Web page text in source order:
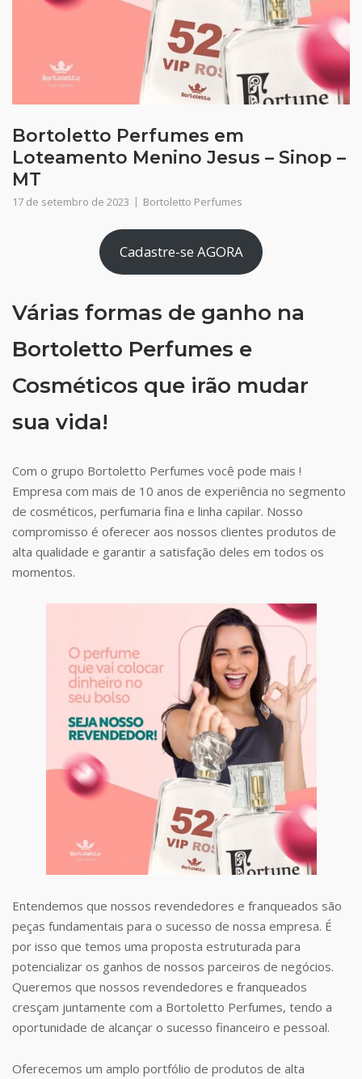
Bortoletto Perfumes em
Loteamento Menino Jesus – Sinop –
MT
17 de setembro de 2023 Bortoletto Perfumes
Cadastre-se AGORA
Várias formas de ganho na
Bortoletto Perfumes e
Cosméticos que irão mudar
sua vida!
Com o grupo Bortoletto Perfumes você pode mais !
Empresa com mais de 10 anos de experiência no segmento
de cosméticos, perfumaria fina e linha capilar. Nosso
compromisso é oferecer aos nossos clientes produtos de
alta qualidade e garantir a satisfação deles em todos os
momentos.
Entendemos que nossos revendedores e franqueados são
peças fundamentais para o sucesso de nossa empresa. É
por isso que temos uma proposta estruturada para
potencializar os ganhos de nossos parceiros de negócios.
Queremos que nossos revendedores e franqueados
cresçam juntamente com a Bortoletto Perfumes, tendo a
oportunidade de alcançar o sucesso financeiro e pessoal.
Oferecemos um amplo portfólio de produtos de alta